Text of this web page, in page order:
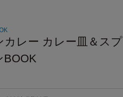
カレー カレー皿＆スプ
BOOK